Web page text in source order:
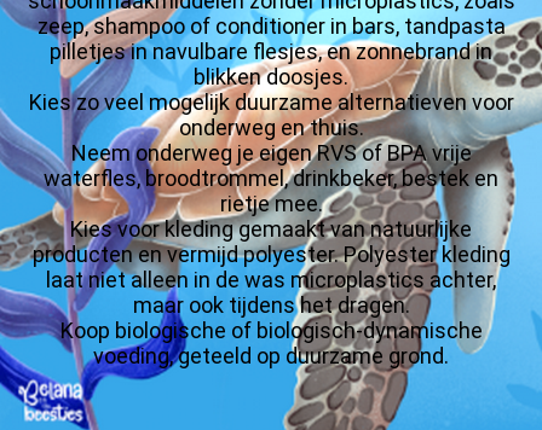
zeep, shampoo of conditioner in bars, tandpasta
pilletjes in navulbare flesjes, en zonnebrand in
blikken doosjes.
Kies zo veel mogelijk duurzame alternatieven voor
onderweg en thuis.
Neem onderweg je eigen RVS of BPA vrije
waterfles, broodtrommel, drinkbeker, bestek en
rietje mee.
Kies voor kleding gemaakt van natuurlijke
producten en vermijd polyester. Polyester kleding
laat niet alleen in de was microplastics achter,
maar ook tijdens het dragen.
Koop biologische of biologisch-dynamische
voeding, geteeld op duurzame grond.